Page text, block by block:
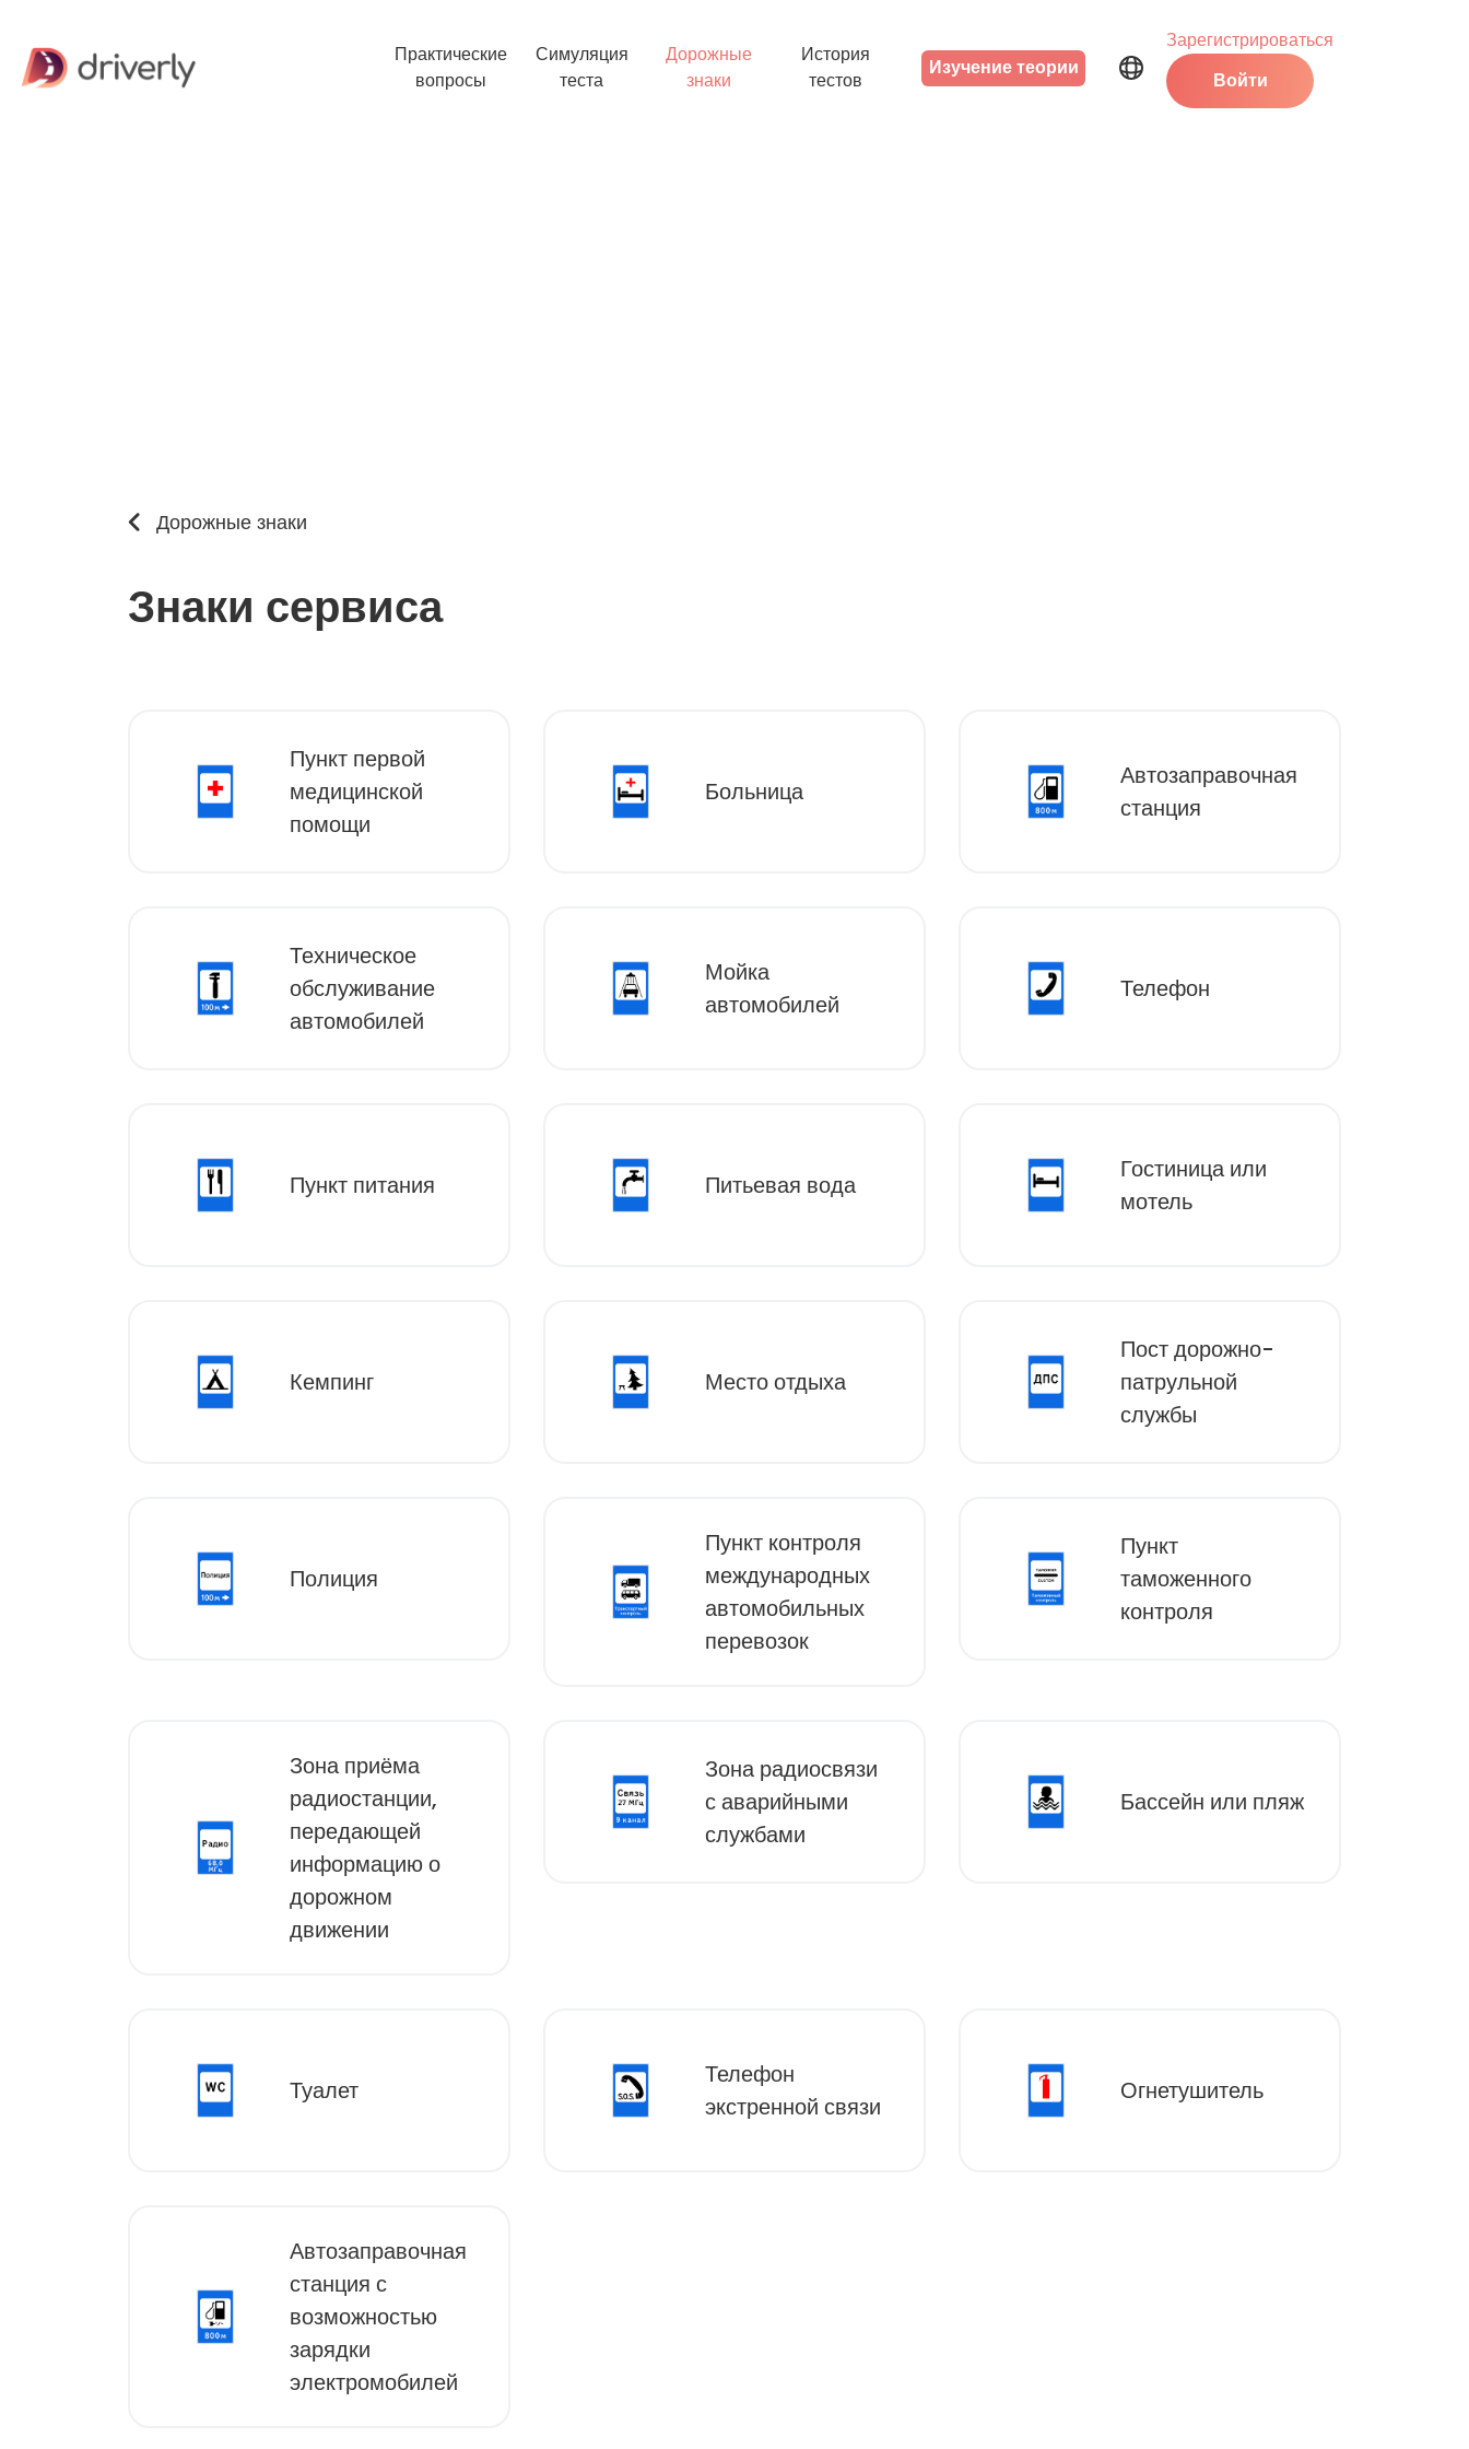
Практические
вопросы
Симуляция
теста
Дорожные
знаки
История
тестов
Изучение теории
Зарегистрироваться
Войти
Дорожные знаки
Знаки сервиса
Пункт первой
медицинской
помощи
Больница
Автозаправочная
станция
Техническое
обслуживание
автомобилей
Мойка
автомобилей
Телефон
Пункт питания Питьевая вода
Гостиница или
мотель
Кемпинг Место отдыха
Пост дорожно-
патрульной
службы
Полиция
Пункт контроля
международных
автомобильных
перевозок
Пункт
таможенного
контроля
Зона приёма
радиостанции,
передающей
информацию о
дорожном
движении
Зона радиосвязи
с аварийными
службами
Бассейн или пляж
Туалет
Телефон
экстренной связи
Огнетушитель
Автозаправочная
станция с
возможностью
зарядки
электромобилей